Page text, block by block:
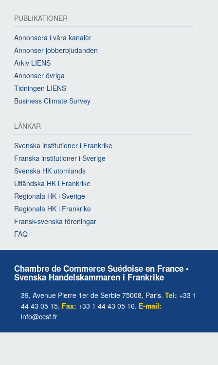
PUBLIKATIONER
Annonsera i våra kanaler
Annonser jobberbjudanden
Arkiv LIENS
Annonser övriga
Tidningen LIENS
Business Climate Survey
LÄNKAR
Svenska institutioner i Frankrike
Franska institutioner i Sverige
Svenska HK utomlands
Utländska HK i Frankrike
Regionala HK i Sverige
Regionala HK i Frankrike
Fransk-svenska föreningar
FAQ
Chambre de Commerce Suédoise en France •
Svenska Handelskammaren i Frankrike
39, Avenue Pierre 1er de Serbie 75008, Paris. Tel: +33 1
44 43 05 15. Fax: +33 1 44 43 05 16. E-mail:
info@ccsf.fr